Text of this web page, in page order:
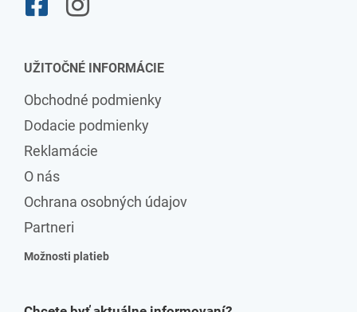
UŽITOČNÉ INFORMÁCIE
Obchodné podmienky
Dodacie podmienky
Reklamácie
O nás
Ochrana osobných údajov
Partneri
Možnosti platieb